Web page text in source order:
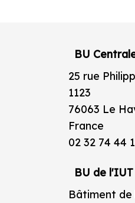
BU
25 rue
1123
76063 Le
France
02 32 74 44
BU de l'IUT
Bâtiment de